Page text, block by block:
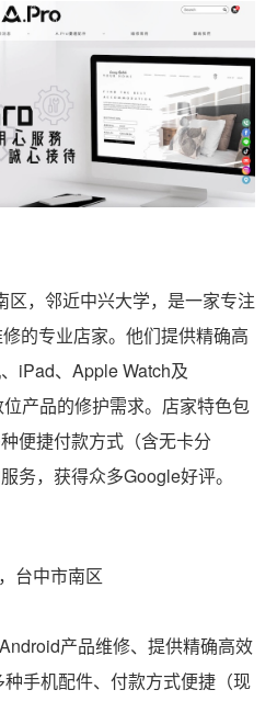
区，邻近中兴大学，是一家专注
的专业店家。他们提供精确高
iPad、Apple Watch及
产品的修护需求。店家特色包
便捷付款方式（含无卡分
务，获得众多Google好评。
台中市南区
产品维修、提供精确高效
手机配件、付款方式便捷（现